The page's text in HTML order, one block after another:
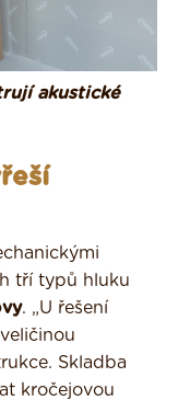
akustické
tří typů hluku
. „U řešení
Skladba
kročejovou